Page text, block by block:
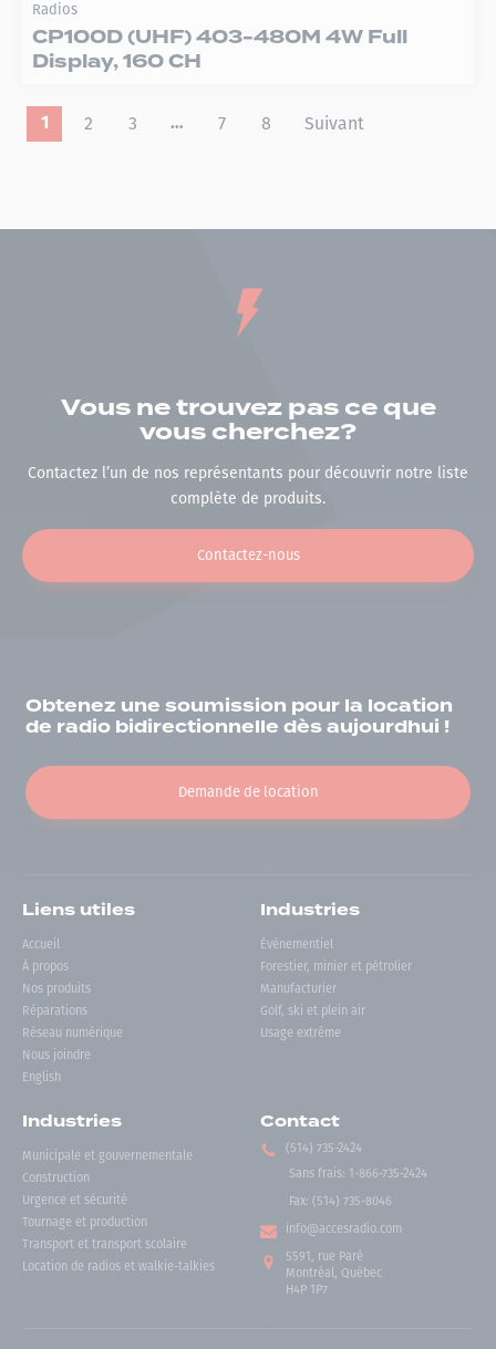
Radios
CP100D (UHF) 403-480M 4W Full
Display, 160 CH
1 2 3 … 7 8 Suivant
Vous ne trouvez pas ce que
vous cherchez?
Contactez l’un de nos représentants pour découvrir notre liste
complète de produits.
Contactez-nous
Obtenez une soumission pour la location
de radio bidirectionnelle dès aujourdhui !
Demande de location
Liens utiles
Accueil
À propos
Nos produits
Réparations
Réseau numérique
Nous joindre
English
Industries
Événementiel
Forestier, minier et pétrolier
Manufacturier
Golf, ski et plein air
Usage extrême
Industries
Municipale et gouvernementale
Construction
Urgence et sécurité
Tournage et production
Transport et transport scolaire
Location de radios et walkie-talkies
Contact
(514) 735-2424
Sans frais: 1-866-735-2424
Fax:(514) 735-8046
info@accesradio.com
5591, rue Paré
Montréal, Québec
H4P 1P7